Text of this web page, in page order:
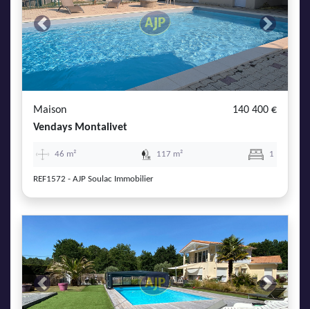
Previous Next
Maison
140 400 €
Vendays Montalivet
46 m² 117 m² 1
REF1572 - AJP Soulac Immobilier
Previous Next